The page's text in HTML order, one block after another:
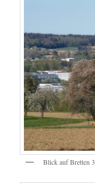
Blick auf Bretten 3